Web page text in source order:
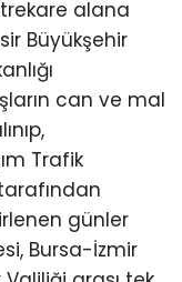
alana
Büyükşehir
can ve mal
Trafik
günler
Bursa-İzmir